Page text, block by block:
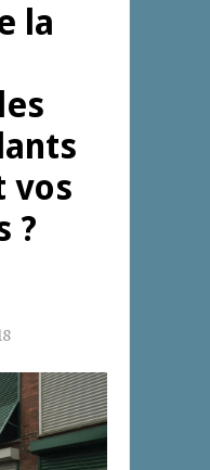
la
vos
?